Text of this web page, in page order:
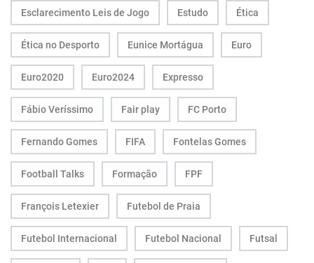
Esclarecimento Leis de Jogo Estudo Ética
Ética no Desporto Eunice Mortágua Euro
Euro2020 Euro2024 Expresso
Fábio Veríssimo Fair play FC Porto
Fernando Gomes FIFA Fontelas Gomes
Football Talks Formação FPF
François Letexier Futebol de Praia
Futebol Internacional Futebol Nacional Futsal